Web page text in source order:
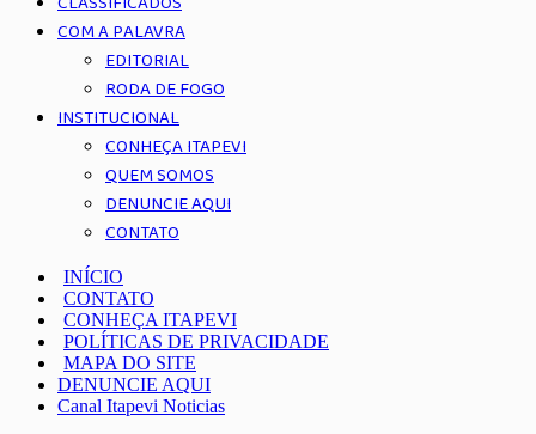
COM A PALAVRA
EDITORIAL
RODA DE FOGO
INSTITUCIONAL
CONHEÇA ITAPEVI
QUEM SOMOS
DENUNCIE AQUI
CONTATO
INÍCIO
CONTATO
CONHEÇA ITAPEVI
POLÍTICAS DE PRIVACIDADE
MAPA DO SITE
DENUNCIE AQUI
Canal Itapevi Noticias